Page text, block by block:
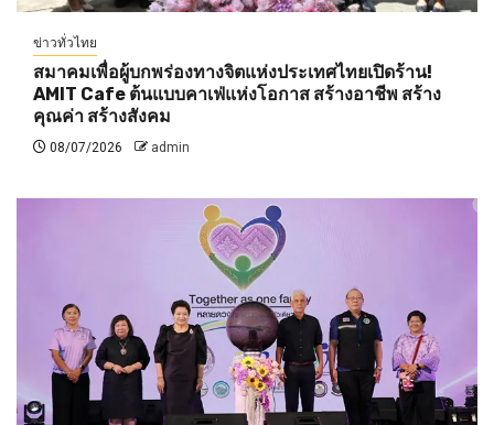
ข่าวทั่วไทย
สมาคมเพื่อผู้บกพร่องทางจิตแห่งประเทศไทยเปิดร้าน!
AMIT Cafe ต้นแบบคาเฟ่แห่งโอกาส สร้างอาชีพ สร้าง
คุณค่า สร้างสังคม
08/07/2026 admin